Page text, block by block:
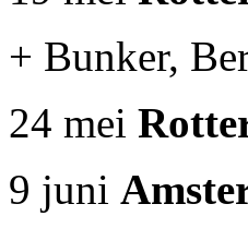
+ Bunker,
24 mei
9 juni